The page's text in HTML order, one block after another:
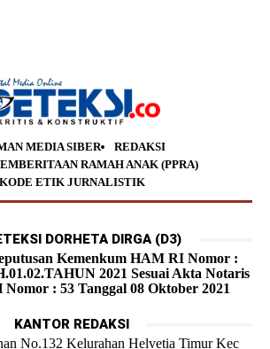
MEDIA SIBER
REDAKSI
RAMAH ANAK (PPRA)
KODE ETIK JURNALISTIK
DORHETA DIRGA (D3)
Kemenkum HAM RI Nomor :
2021 Sesuai Akta Notaris
Nomor : 53 Tanggal 08 Oktober 2021
KANTOR REDAKSI
No.132 Kelurahan Helvetia Timur Kec